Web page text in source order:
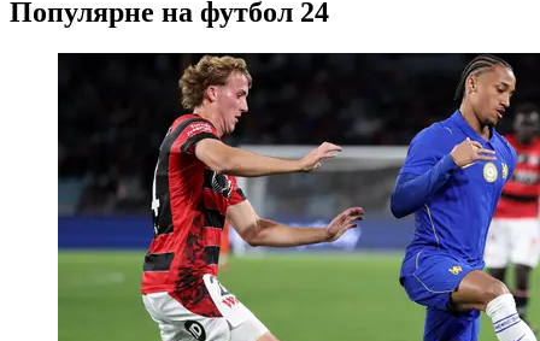
Популярне на футбол 24